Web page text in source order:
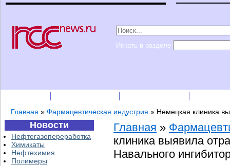
Искать в разделе
Главная » Фармацевтическая индустрия » Немецкая клиника
Новости
Нефтегазопереработка
Химикаты
Нефтехимия
Полимеры
Главная »
клиника выявила
Навального